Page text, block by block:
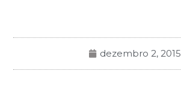
dezembro 2, 2015